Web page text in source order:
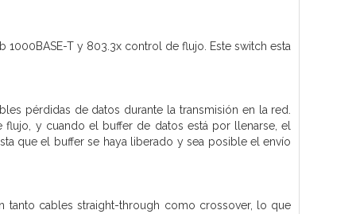
1000BASE-T y 803.3x control de flujo. Este switch esta
pérdidas de datos durante la transmisión en la red.
flujo, y cuando el buffer de datos está por llenarse, el
que el buffer se haya liberado y sea posible el envío
tanto cables straight-through como crossover, lo que